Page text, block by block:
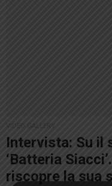
VIDEO GALLERY
Intervista: Su il
‘Batteria
riscopre la sua